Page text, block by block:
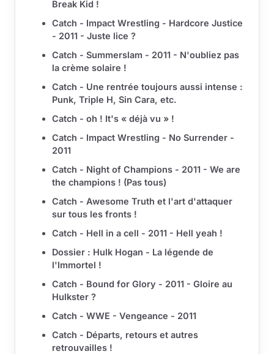
Break Kid !
Catch - Impact Wrestling - Hardcore Justice
- 2011 - Juste lice ?
Catch - Summerslam - 2011 - N'oubliez pas
la crème solaire !
Catch - Une rentrée toujours aussi intense :
Punk, Triple H, Sin Cara, etc.
Catch - oh ! It's « déjà vu » !
Catch - Impact Wrestling - No Surrender -
2011
Catch - Night of Champions - 2011 - We are
the champions ! (Pas tous)
Catch - Awesome Truth et l'art d'attaquer
sur tous les fronts !
Catch - Hell in a cell - 2011 - Hell yeah !
Dossier : Hulk Hogan - La légende de
l'Immortel !
Catch - Bound for Glory - 2011 - Gloire au
Hulkster ?
Catch - WWE - Vengeance - 2011
Catch - Départs, retours et autres
retrouvailles !